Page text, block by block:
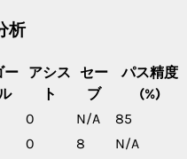
析
ー
アシス
ト
セー
ブ
パス精度
(%)
0 N/A
85
0 8
N/A